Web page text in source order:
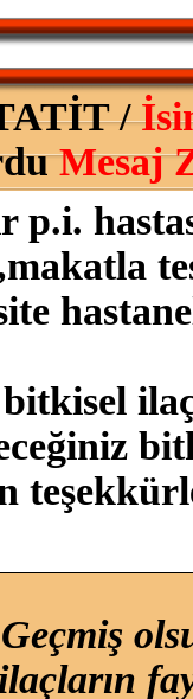
/
Mesaj
p.i.